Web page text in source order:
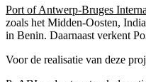
Port of Antwerp-Bruges
zoals het Midden-Oosten,
in Benin. Daarnaast verkent
Voor de realisatie van deze